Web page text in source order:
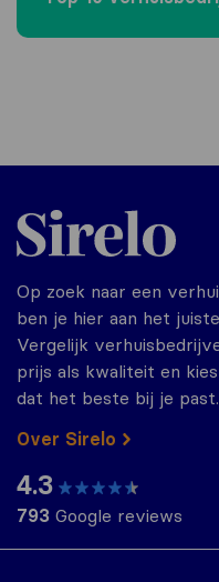
Sirelo.nl
Op zoek naar een
ben je hier aan het
Vergelijk
prijs als kwaliteit en
dat het beste bij je past.
Over Sirelo
4.3
793 Google reviews